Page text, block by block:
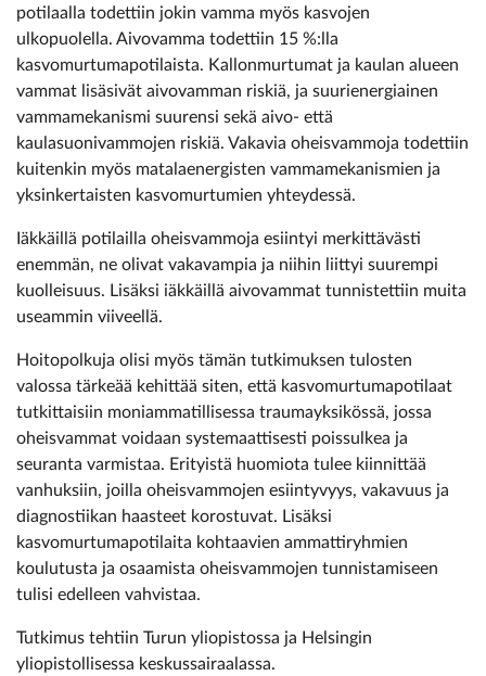
potilaalla todettiin jokin vamma myös kasvojen
ulkopuolella. Aivovamma todettiin 15 %:lla
kasvomurtumapotilaista. Kallonmurtumat ja kaulan alueen
vammat lisäsivät aivovamman riskiä, ja suurienergiainen
vammamekanismi suurensi sekä aivo- että
kaulasuonivammojen riskiä. Vakavia oheisvammoja todettiin
kuitenkin myös matalaenergisten vammamekanismien ja
yksinkertaisten kasvomurtumien yhtey­dessä.
Iäkkäillä potilailla oheisvammoja esiintyi merkittävästi
enemmän, ne olivat vakavampia ja niihin liittyi suurempi
kuolleisuus. Lisäksi iäkkäillä aivovammat tunnistettiin muita
useammin viiveellä.
Hoitopolkuja olisi myös tämän tutkimuksen tulosten
valossa tärkeää kehittää siten, että kasvomurtumapotilaat
tutkittaisiin moniammatillisessa traumayksikössä, jossa
oheisvammat voidaan systemaattisesti poissulkea ja
seuranta varmistaa. Erityistä huomiota­ tulee kiinnittää
vanhuksiin, joilla oheisvammojen esiintyvyys, vakavuus ja
diagnostiikan haasteet korostuvat. Lisäksi
kasvomurtumapotilaita kohtaavien ammattiryhmien
koulutusta ja osaamista oheisvammojen tunnistamiseen
tulisi edelleen vahvistaa.
Tutkimus tehtiin Turun yliopistossa ja Helsingin
yliopistollisessa keskus­sairaalassa.